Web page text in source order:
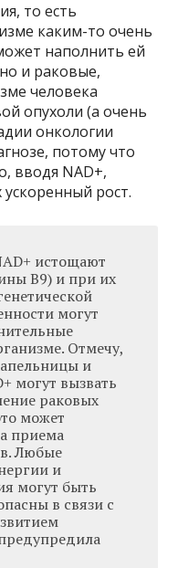
то есть
каким-то очень
наполнить ей
и раковые,
человека
опухоли (а очень
онкологии
потому что
вводя NAD+,
рост.
истощают
B9) и при их
могут
Отмечу,
и
могут вызвать
раковых
может
приема
Любые
и
могут быть
в связи с